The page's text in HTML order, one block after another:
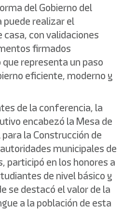
del Gobierno del
puede realizar el
con validaciones
firmados
representa un paso
eficiente, moderno y
de la conferencia, la
encabezó la Mesa de
la Construcción de
municipales de
participó en los honores a
de nivel básico y
se destacó el valor de la
a la población de esta